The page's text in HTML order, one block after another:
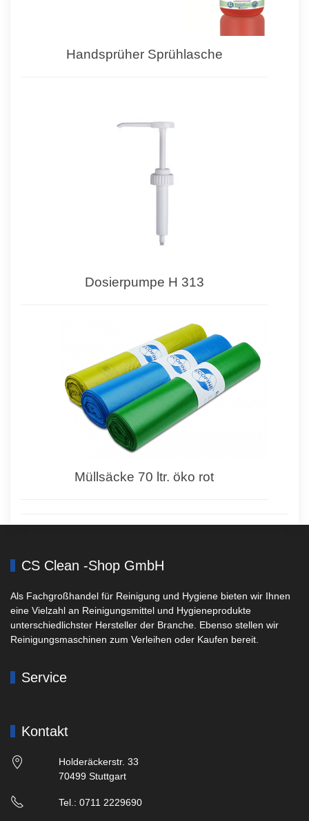
Handsprüher Sprühlasche
Dosierpumpe H 313
Müllsäcke 70 ltr. öko rot
CS Clean -Shop GmbH
Als Fachgroßhandel für Reinigung und Hygiene bieten wir Ihnen
eine Vielzahl an Reinigungsmittel und Hygieneprodukte
unterschiedlichster Hersteller der Branche. Ebenso stellen wir
Reinigungsmaschinen zum Verleihen oder Kaufen bereit.
Service
Kontakt
Holderäckerstr. 33
70499 Stuttgart
Tel.: 0711 2229690